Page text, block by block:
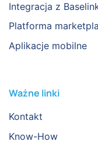
Integracja z
Platforma
Aplikacje mobilne
Ważne linki
Kontakt
Know-How